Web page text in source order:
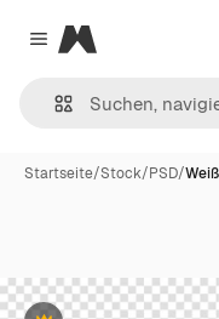
Close menu
Magnific
Startseite/Stock/PSD/